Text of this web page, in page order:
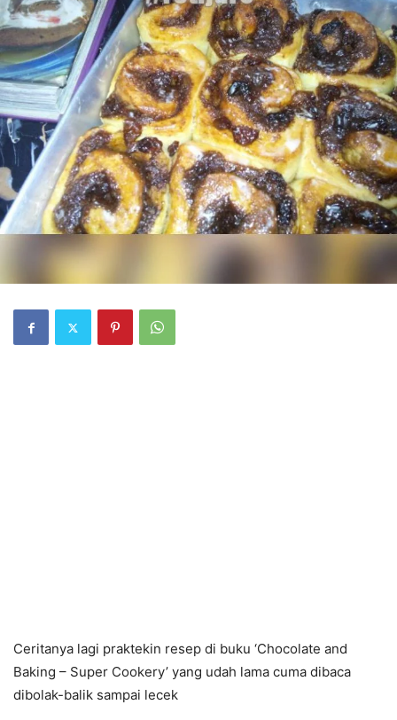
Ceritanya lagi praktekin resep di buku ‘Chocolate and
Baking – Super Cookery’ yang udah lama cuma dibaca
dibolak-balik sampai lecek